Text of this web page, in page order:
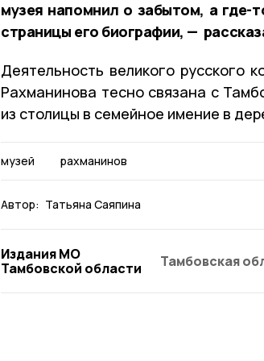
музея напомнил о забытом, а где-
страницы его биографии, —
Деятельность великого русского
Рахманинова тесно связана с
из столицы в семейное имение в
музей рахманинов
Автор: Татьяна Саяпина
Издания МО
Тамбовской области
Тамбовская